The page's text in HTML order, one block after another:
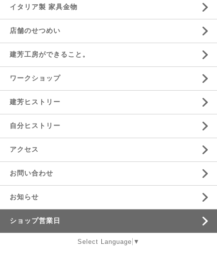
イタリア製 家具金物
店舗のせつめい
建芳工房ができること。
ワークショップ
建芳ヒストリー
自分ヒストリー
アクセス
お問い合わせ
お知らせ
ショップ営業日
Select Language ▼